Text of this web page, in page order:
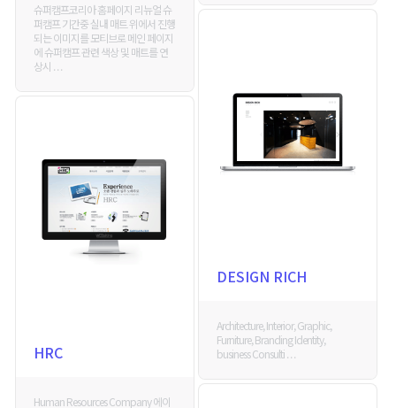
슈퍼캠프코리아 홈페이지 리뉴얼 슈
퍼캠프 기간중 실내 매트 위에서 진행
되는 이미지를 모티브로 메인 페이지
에 슈퍼캠프 관련 색상 및 매트를 연
상시 . . .
DESIGN RICH
Architecture, Interior, Graphic,
Furniture, Branding Identity,
business Consulti . . .
HRC
Human Resources Company 에이